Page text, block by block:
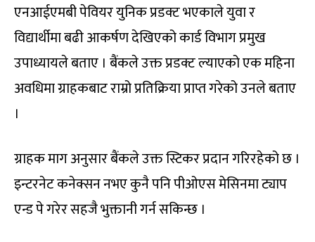
एनआईएमबी पेवियर युनिक प्रडक्ट भएकाले युवा र
विद्यार्थीमा बढी आकर्षण देखिएको कार्ड विभाग प्रमुख
उपाध्यायले बताए । बैंकले उक्त प्रडक्ट ल्याएको एक महिना
अवधिमा ग्राहकबाट राम्रो प्रतिक्रिया प्राप्त गरेको उनले बताए
।
ग्राहक माग अनुसार बैंकले उक्त स्टिकर प्रदान गरिरहेको छ ।
इन्टरनेट कनेक्सन नभए कुनै पनि पीओएस मेसिनमा ट्याप
एन्ड पे गरेर सहजै भुक्तानी गर्न सकिन्छ ।